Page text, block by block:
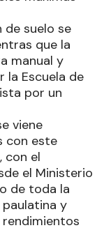
de suelo se
que la
manual y
la Escuela de
por un
viene
con este
con el
el Ministerio
de toda la
paulatina y